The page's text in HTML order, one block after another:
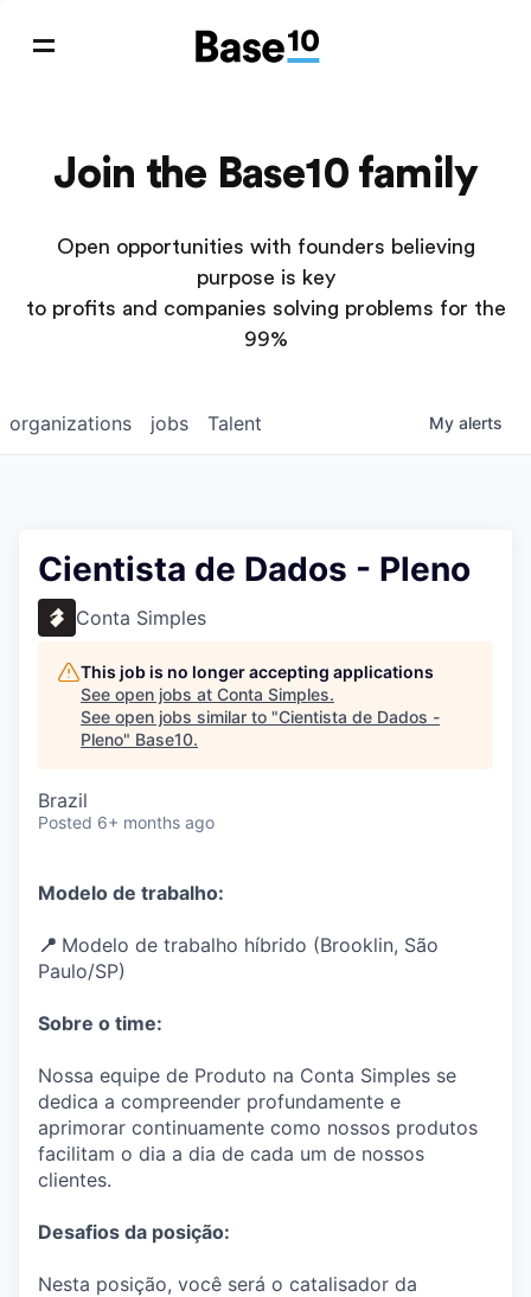
Join the Base10 family
Open opportunities with founders believing
purpose is key
to profits and companies solving problems for the
99%
jobs
organizations Talent My alerts
Cientista de Dados - Pleno
Conta Simples
This job is no longer accepting applications
See open jobs at Conta Simples.
See open jobs similar to "Cientista de Dados -
Pleno" Base10.
Brazil
Posted 6+ months ago
Modelo de trabalho:
📍 Modelo de trabalho híbrido (Brooklin, São
Paulo/SP)
Sobre o time:
Nossa equipe de Produto na Conta Simples se
dedica a compreender profundamente e
aprimorar continuamente como nossos produtos
facilitam o dia a dia de cada um de nossos
clientes.
Desafios da posição:
Nesta posição, você será o catalisador da